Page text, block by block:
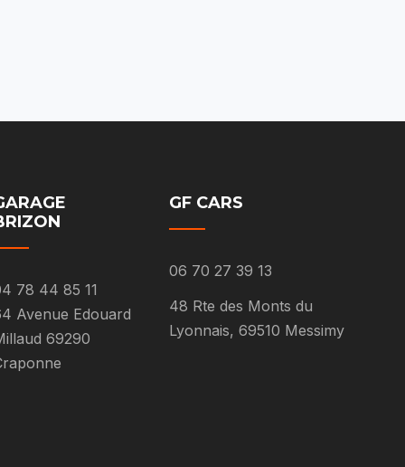
78 44 85 11
Avenue Edouard
69290
GF CARS
06 70 27 39 13
48 Rte des Monts du
Lyonnais, 69510 Messimy